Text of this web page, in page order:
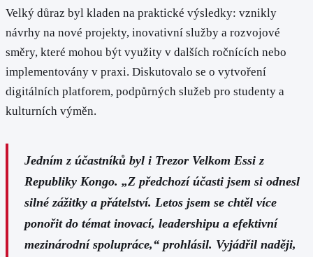
Velký důraz byl kladen na praktické výsledky: vznikly
návrhy na nové projekty, inovativní služby a rozvojové
směry, které mohou být využity v dalších ročnících nebo
implementovány v praxi. Diskutovalo se o vytvoření
digitálních platforem, podpůrných služeb pro studenty a
kulturních výměn.
Jedním z účastníků byl i Trezor Velkom Essi z
Republiky Kongo. „Z předchozí účasti jsem si odnesl
silné zážitky a přátelství. Letos jsem se chtěl více
ponořit do témat inovací, leadershipu a efektivní
mezinárodní spolupráce,“ prohlásil. Vyjádřil naději,